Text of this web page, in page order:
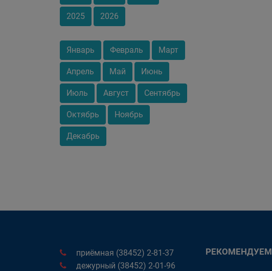
2025 2026
Январь Февраль Март
Апрель Май Июнь
Июль Август Сентябрь
Октябрь Ноябрь
Декабрь
приёмная (38452) 2-81-37
дежурный (38452) 2-01-96
РЕКОМЕНДУЕМ